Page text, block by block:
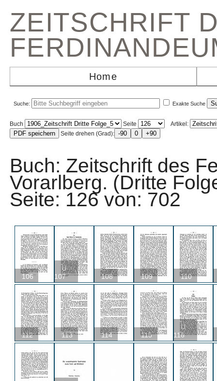
ZEITSCHRIFT
Home
Suche: Exakte Suche
Buch Seite
Artikel:
Seite drehen (Grad):
Buch: Zeitschrift des
Vorarlberg. (Dritte
Seite: 126 von:
106
U
107
108 109 110
112 113 114 115
U
116